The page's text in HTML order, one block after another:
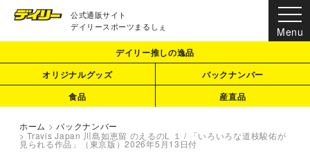
公式通販サイト
デイリースポーツまるしぇ
デイリー推しの逸品
オリジナルグッズ
バックナンバー
食品
産直品
ホーム > バックナンバー
> Travis Japan 川島如恵留 のえるのL １ / 「いろいろな道枝駿佑が
見られる作品」（東京版）2026年5月13日付